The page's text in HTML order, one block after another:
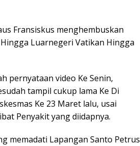
Fransiskus menghembuskan
Luarnegeri Vatikan Hingga
pernyataan video Ke Senin,
tampil cukup lama Ke Di
Ke 23 Maret lalu, usai
Penyakit yang diidapnya.
memadati Lapangan Santo Petrus